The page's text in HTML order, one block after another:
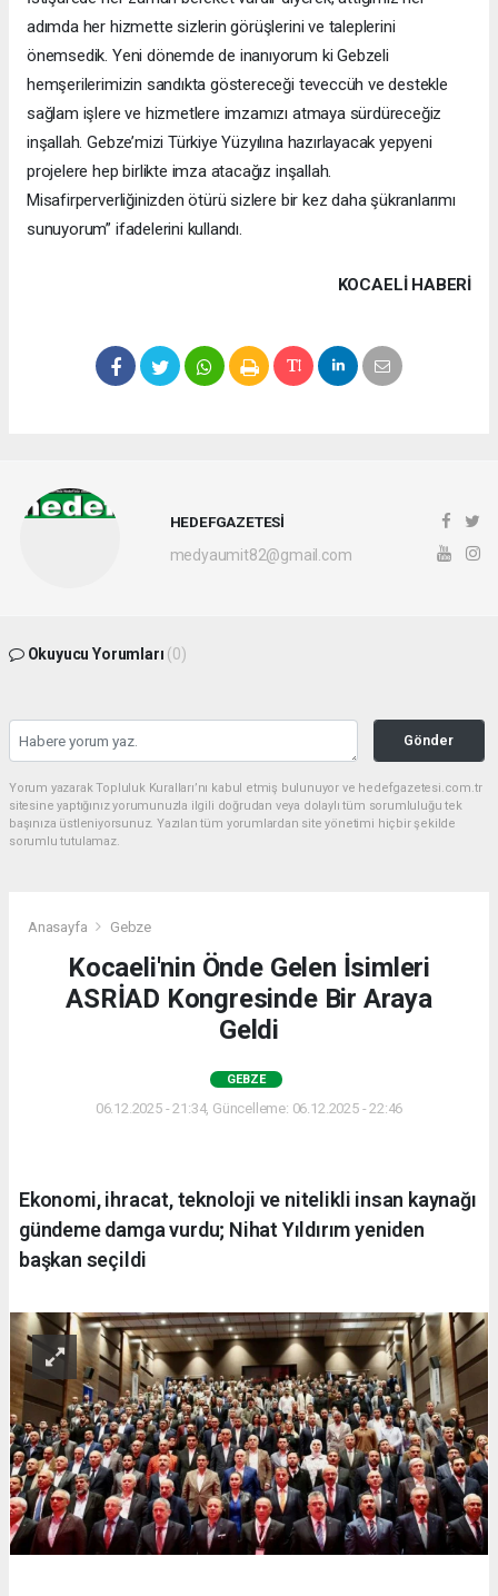
adımda her hizmette sizlerin görüşlerini ve taleplerini
önemsedik. Yeni dönemde de inanıyorum ki Gebzeli
hemşerilerimizin sandıkta göstereceği teveccüh ve destekle
sağlam işlere ve hizmetlere imzamızı atmaya sürdüreceğiz
inşallah. Gebze’mizi Türkiye Yüzyılına hazırlayacak yepyeni
projelere hep birlikte imza atacağız inşallah.
Misafirperverliğinizden ötürü sizlere bir kez daha şükranlarımı
sunuyorum” ifadelerini kullandı.
KOCAELI HABERİ
HEDEFGAZETESİ
medyaumit82@gmail.com
Okuyucu Yorumları (0)
Gönder
Yorum yazarak Topluluk Kuralları’nı kabul etmiş bulunuyor ve hedefgazetesi.com.tr
sitesine yaptığınız yorumunuzla ilgili doğrudan veya dolaylı tüm sorumluluğu tek
başınıza üstleniyorsunuz. Yazılan tüm yorumlardan site yönetimi hiçbir şekilde
sorumlu tutulamaz.
Anasayfa Gebze
Kocaeli'nin Önde Gelen İsimleri
ASRİAD Kongresinde Bir Araya
Geldi
GEBZE
06.12.2025 - 21:34, Güncelleme: 06.12.2025 - 22:46
Ekonomi, ihracat, teknoloji ve nitelikli insan kaynağı
gündeme damga vurdu; Nihat Yıldırım yeniden
başkan seçildi